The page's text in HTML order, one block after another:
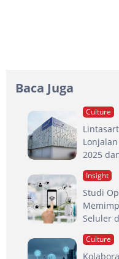
Baca Juga
Culture
2025
Insight
Studi
Seluler
Culture